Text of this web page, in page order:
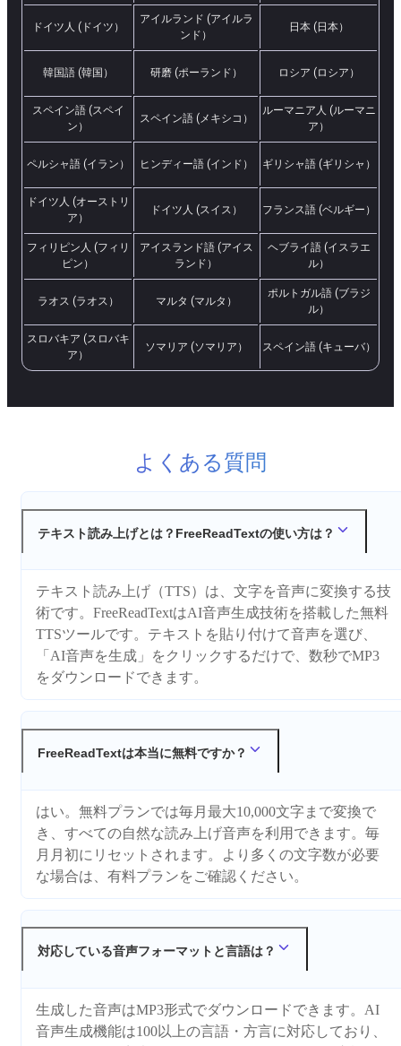
ドイツ人 (ドイツ）
アイルランド (アイルラ
ンド）
日本 (日本）
韓国語 (韓国） 研磨 (ポーランド） ロシア (ロシア）
スペイン語 (スペイ
ン）
スペイン語 (メキシコ）
ルーマニア人 (ルーマニ
ア）
ペルシャ語 (イラン） ヒンディー語 (インド） ギリシャ語 (ギリシャ）
ドイツ人 (オーストリ
ア）
ドイツ人 (スイス） フランス語 (ベルギー）
フィリピン人 (フィリ
ピン）
アイスランド語 (アイス
ランド）
ヘブライ語 (イスラエ
ル）
ラオス (ラオス） マルタ (マルタ）
ポルトガル語 (ブラジ
ル）
スロバキア (スロバキ
ア）
ソマリア (ソマリア） スペイン語 (キューバ）
よくある質問
テキスト読み上げとは？FreeReadTextの使い方は？
テキスト読み上げ（TTS）は、文字を音声に変換する技
術です。FreeReadTextはAI音声生成技術を搭載した無料
TTSツールです。テキストを貼り付けて音声を選び、
「AI音声を生成」をクリックするだけで、数秒でMP3
をダウンロードできます。
FreeReadTextは本当に無料ですか？
はい。無料プランでは毎月最大10,000文字まで変換で
き、すべての自然な読み上げ音声を利用できます。毎
月月初にリセットされます。より多くの文字数が必要
な場合は、有料プランをご確認ください。
対応している音声フォーマットと言語は？
生成した音声はMP3形式でダウンロードできます。AI
音声生成機能は100以上の言語・方言に対応しており、